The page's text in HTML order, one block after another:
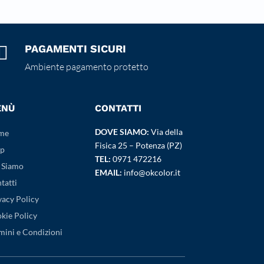
PAGAMENTI SICURI
Ambiente pagamento protetto
Policy
Policy
e Condizioni
CONTATTI
DOVE SIAMO: Via della
Fisica 25 – Potenza (PZ)
TEL: 0971 472216
EMAIL: info@okcolor.it